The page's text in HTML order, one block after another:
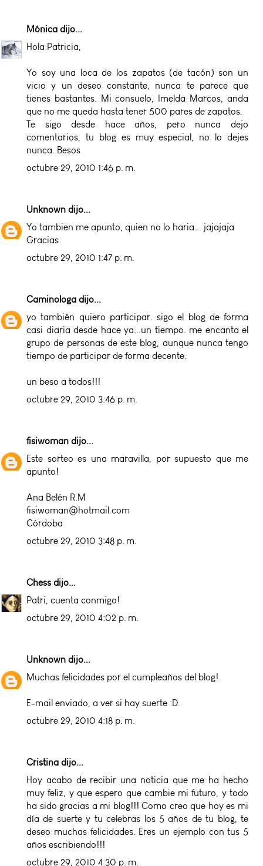
Mónica dijo...
Hola Patricia,
Yo soy una loca de los zapatos (de tacón) son un
vicio y un deseo constante, nunca te parece que
tienes bastantes. Mi consuelo, Imelda Marcos, anda
que no me queda hasta tener 500 pares de zapatos.
Te sigo desde hace años, pero nunca dejo
comentarios, tu blog es muy especial, no lo dejes
nunca. Besos
octubre 29, 2010 1:46 p. m.
Unknown dijo...
Yo tambien me apunto, quien no lo haria... jajajaja
Gracias
octubre 29, 2010 1:47 p. m.
Caminologa dijo...
yo también quiero participar. sigo el blog de forma
casi diaria desde hace ya...un tiempo. me encanta el
grupo de personas de este blog, aunque nunca tengo
tiempo de participar de forma decente.
un beso a todos!!!
octubre 29, 2010 3:46 p. m.
fisiwoman dijo...
Este sorteo es una maravilla, por supuesto que me
apunto!
Ana Belén R.M
fisiwoman@hotmail.com
Córdoba
octubre 29, 2010 3:48 p. m.
Chess dijo...
Patri, cuenta conmigo!
octubre 29, 2010 4:02 p. m.
Unknown dijo...
Muchas felicidades por el cumpleaños del blog!
E-mail enviado, a ver si hay suerte :D.
octubre 29, 2010 4:18 p. m.
Cristina dijo...
Hoy acabo de recibir una noticia que me ha hecho
muy feliz, y que espero que cambie mi futuro, y todo
ha sido gracias a mi blog!!! Como creo que hoy es mi
día de suerte y tu celebras los 5 años de tu blog, te
deseo muchas felicidades. Eres un ejemplo con tus 5
años escribiendo!!!
octubre 29, 2010 4:30 p. m.